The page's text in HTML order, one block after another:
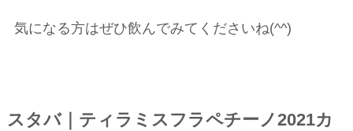
気になる方はぜひ飲んでみてくださいね(^^)
スタバ｜ティラミスフラペチーノ2021カ